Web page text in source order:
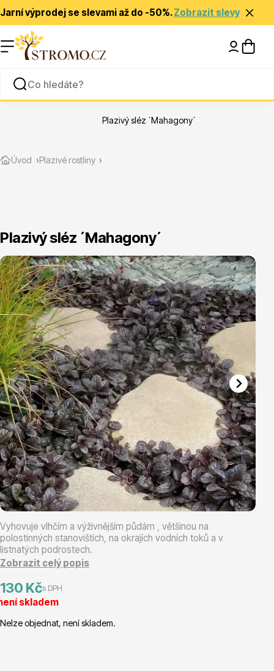
Jarní výprodej se slevami až do -50%.Zobrazit slevy
Rady a tipy
Zlevněné
Jehličnany
Vřesovištní rostliny
Vánoční stromky v květináčích a řezané
Úvod Plazivé rostliny
Plazivý sléz ´Mahagony´
Plazivý sléz ´Mahagony´
Vyhovuje vlhčím a výživnějším půdám , většinou na
polostinných stanovištích, na okrajích vodních toků a v
listnatých podrostech.
Zobrazit celý popis
130 Kčs DPH
skladem
Nelze objednat, není skladem.